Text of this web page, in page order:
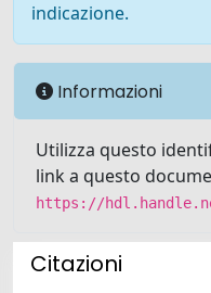
indicazione.
Informazioni
Utilizza questo
link a questo
https://
Citazioni